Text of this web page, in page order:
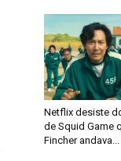
Netflix desiste
de Squid Game
Fincher andava...